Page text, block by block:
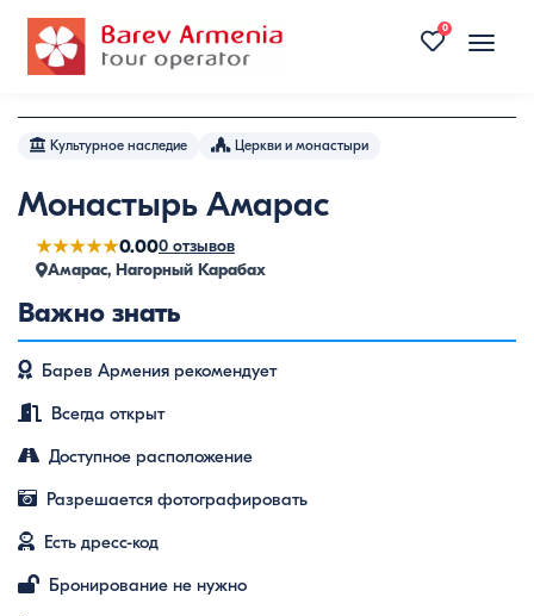
Toggle
0
Культурное наследие Церкви и монастыри
Монастырь Амарас
★★★★★0.000 отзывов
Амарас, Нагорный Карабах
Важно знать
Барев Армения рекомендует
Всегда открыт
Доступное расположение
Разрешается фотографировать
Есть дресс-код
Бронирование не нужно